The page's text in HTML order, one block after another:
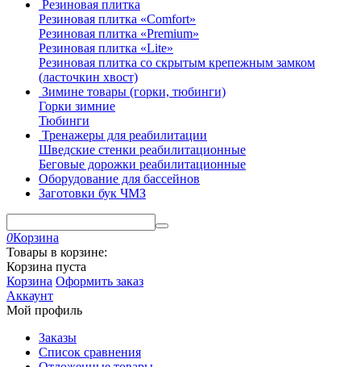
Резиновая плитка
Резиновая плитка «Comfort»
Резиновая плитка «Premium»
Резиновая плитка «Lite»
Резиновая плитка со скрытым крепежным замком
(ласточкин хвост)
Зимине товары (горки, тюбинги)
Горки зимние
Тюбинги
Тренажеры для реабилитации
Шведские стенки реабилитационные
Беговые дорожки реабилитационные
Оборудование для бассейнов
Заготовки бук ЧМЗ
0Корзина
Товары в корзине:
Корзина пуста
Корзина Оформить заказ
Аккаунт
Мой профиль
Заказы
Список сравнения